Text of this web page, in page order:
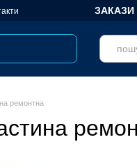
ЗАКАЗИ
ремонтна